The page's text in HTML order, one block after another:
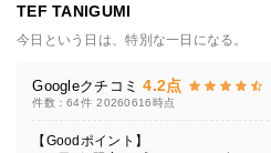
TEF TANIGUMI
今日という日は、特別な一日になる。
Googleクチコミ 4.2点
件数：64件 20260616時点
【Goodポイント】